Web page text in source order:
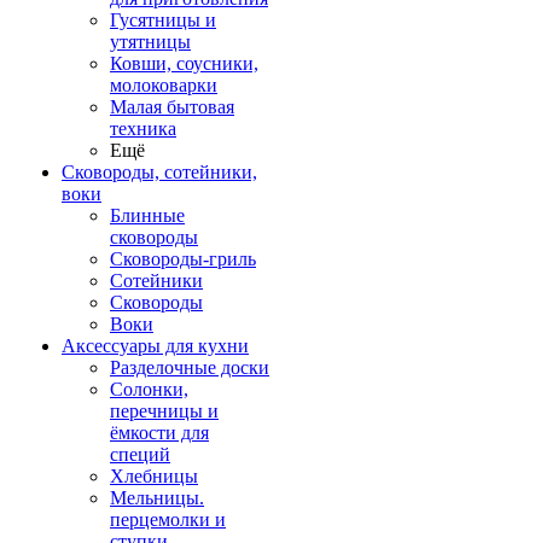
Гусятницы и
утятницы
Ковши, соусники,
молоковарки
Малая бытовая
техника
Ещё
Сковороды, сотейники,
воки
Блинные
сковороды
Сковороды-гриль
Сотейники
Сковороды
Воки
Аксессуары для кухни
Разделочные доски
Солонки,
перечницы и
ёмкости для
специй
Хлебницы
Мельницы.
перцемолки и